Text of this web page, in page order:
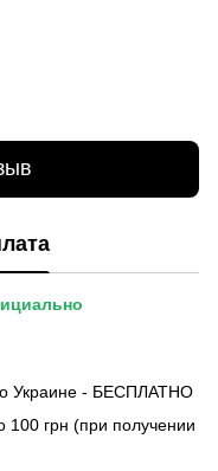
Украине - БЕСПЛАТНО
100 грн (при получении